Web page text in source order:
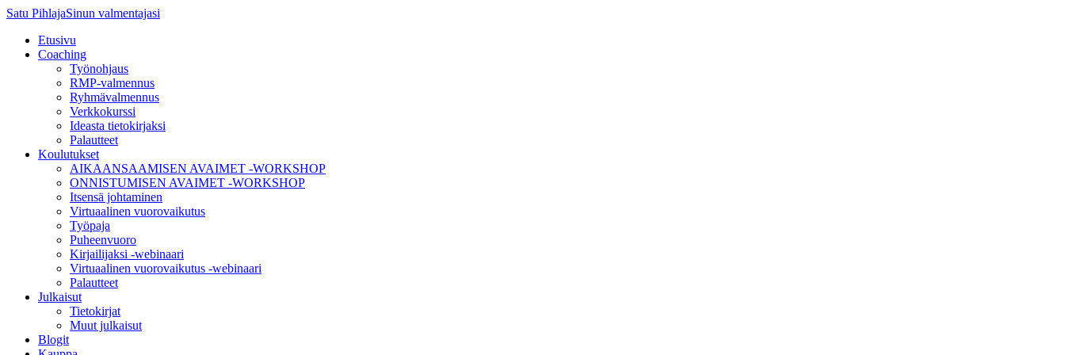
Satu PihlajaSinun valmentajasi
Etusivu
Coaching
Työnohjaus
RMP-valmennus
Ryhmävalmennus
Verkkokurssi
Ideasta tietokirjaksi
Palautteet
Koulutukset
AIKAANSAAMISEN AVAIMET -WORKSHOP
ONNISTUMISEN AVAIMET -WORKSHOP
Itsensä johtaminen
Virtuaalinen vuorovaikutus
Työpaja
Puheenvuoro
Kirjailijaksi -webinaari
Virtuaalinen vuorovaikutus -webinaari
Palautteet
Julkaisut
Tietokirjat
Muut julkaisut
Blogit